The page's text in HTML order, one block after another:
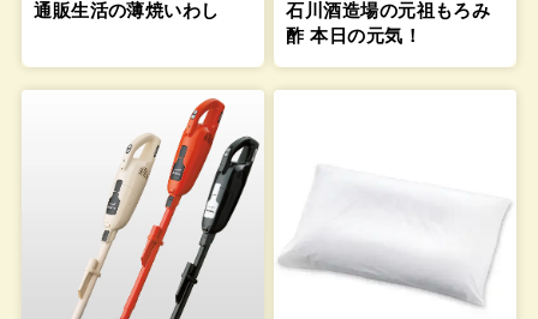
通販生活の薄焼いわし
石川酒造場の元祖もろみ
酢 本日の元気！